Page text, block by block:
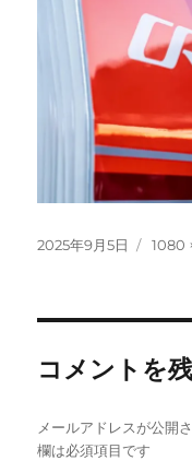
投
2025年9月5日
フ
1080
コメントを
メールアドレスが公開
欄は必須項目です